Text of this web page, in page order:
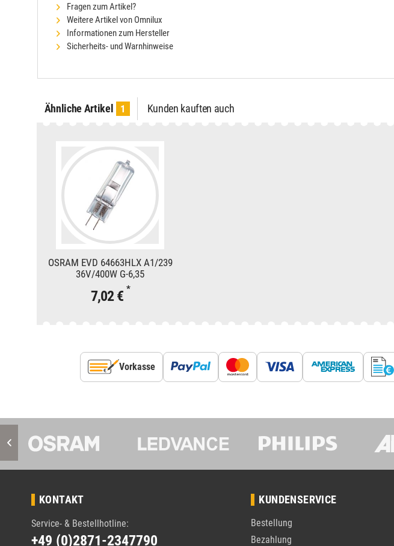
Fragen zum Artikel?
Weitere Artikel von Omnilux
Informationen zum Hersteller
Sicherheits- und Warnhinweise
Ähnliche Artikel 1 Kunden kauften auch
OSRAM EVD 64663HLX A1/239
36V/400W G-6,35
7,02 € *
Vorkasse
KONTAKT
Service- & Bestellhotline:
+49 (0)2871-2347790
KUNDENSERVICE
Bestellung
Bezahlung